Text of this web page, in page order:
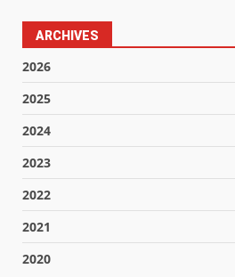
ARCHIVES
2026
2025
2024
2023
2022
2021
2020